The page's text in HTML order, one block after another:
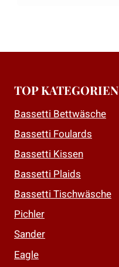
TOP KATEGORIEN
Bassetti Bettwäsche
Bassetti Foulards
Bassetti Kissen
Bassetti Plaids
Bassetti Tischwäsche
Pichler
Sander
Eagle